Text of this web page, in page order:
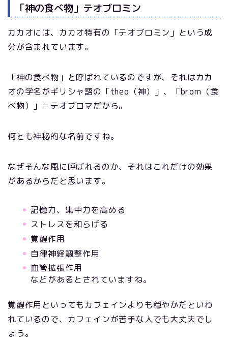
「神の食べ物」テオブロミン
カカオには、カカオ特有の「テオブロミン」という成
分が含まれています。
「神の食べ物」と呼ばれているのですが、それはカカ
オの学名がギリシャ語の「theo（神）」、「brom（食
べ物）」＝テオブロマだから。
何とも神秘的な名前ですね。
なぜそんな風に呼ばれるのか、それはこれだけの効果
があるからだと思います。
記憶力、集中力を高める
ストレスを和らげる
覚醒作用
自律神経調整作用
血管拡張作用
などがあるとされていますね。
覚醒作用といってもカフェインよりも穏やかだといわ
れているので、カフェインが苦手な人でも大丈夫でし
ょう。